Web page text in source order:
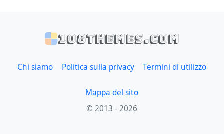
108themes.com
Chi siamo Politica sulla privacy Termini di utilizzo
Mappa del sito
© 2013 - 2026